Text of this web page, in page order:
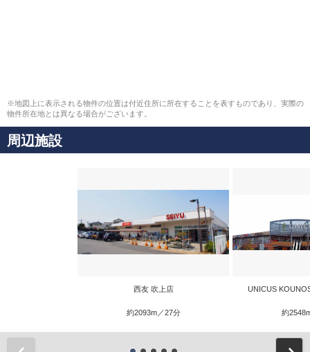
※地図上に表示される物件の位置は付近住所に所在することを表すものであり、実際の
物件所在地とは異なる場合がございます。
周辺施設
西友 吹上店
約2093m／27分
UNICUS
約